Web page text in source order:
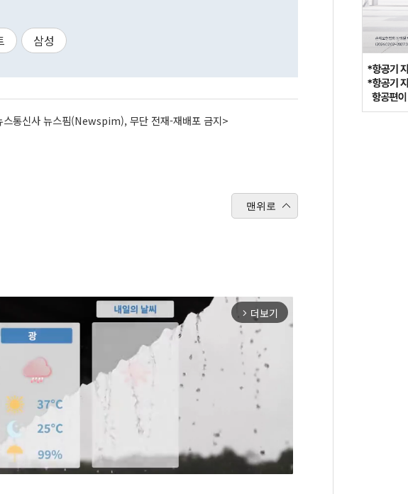
삼성
스통신사 뉴스핌(Newspim), 무단 전재-재배포 금지>
맨위로
arrow_forward_ios 더보기